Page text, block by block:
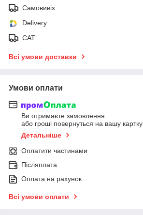
Самовивіз
Delivery
САТ
Всі умови доставки
Умови оплати
Ви отримаєте замовлення
або гроші повернуться на вашу картку
Детальніше
Оплатити частинами
Післяплата
Оплата на рахунок
Всі умови оплати